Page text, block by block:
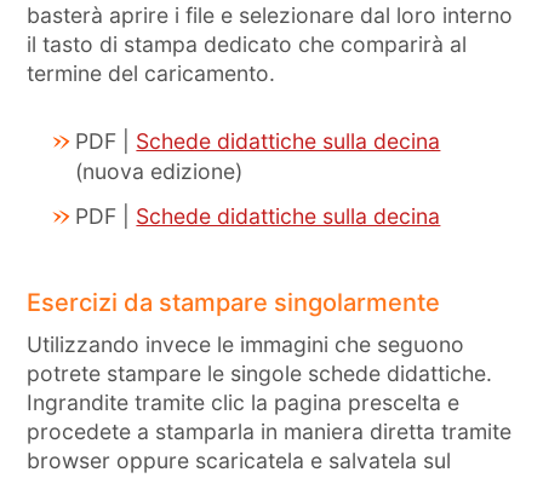
basterà aprire i file e selezionare dal loro interno
il tasto di stampa dedicato che comparirà al
termine del caricamento.
PDF | Schede didattiche sulla decina
(nuova edizione)
PDF | Schede didattiche sulla decina
Esercizi da stampare singolarmente
Utilizzando invece le immagini che seguono
potrete stampare le singole schede didattiche.
Ingrandite tramite clic la pagina prescelta e
procedete a stamparla in maniera diretta tramite
browser oppure scaricatela e salvatela sul